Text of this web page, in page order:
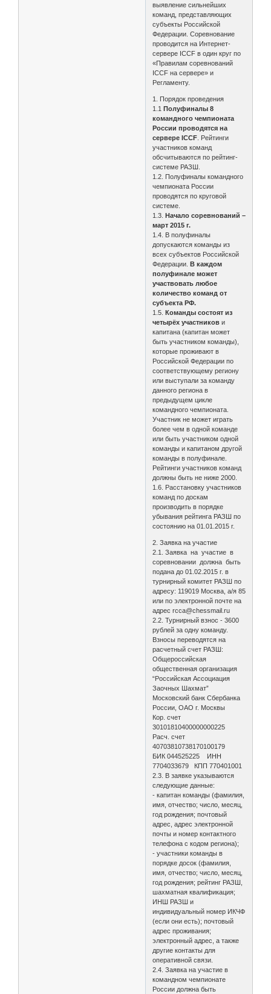
выявление сильнейших
команд, представляющих
субъекты Российской
Федерации. Соревнование
проводится на Интернет-
сервере ICCF в один круг по
«Правилам соревнований
ICCF на сервере» и
Регламенту.
1. Порядок проведения
1.1
Полуфиналы 8
командного чемпионата
России проводятся на
сервере ICCF . Рейтинги
участников команд
обсчитываются по рейтинг-
системе РАЗШ.
1.2. Полуфиналы командного
чемпионата России
проводятся по круговой
системе.
1.3.
Начало соревнований –
март 2015 г.
1.4. В полуфиналы
допускаются команды из
всех субъектов Российской
Федерации.
В каждом
полуфинале может
участвовать любое
количество команд от
субъекта РФ.
1.5.
Команды состоят из
четырёх участников и
капитана (капитан может
быть участником команды),
которые проживают в
Российской Федерации по
соответствующему региону
или выступали за команду
данного региона в
предыдущем цикле
командного чемпионата.
Участник не может играть
более чем в одной команде
или быть участником одной
команды и капитаном другой
команды в полуфинале.
Рейтинги участников команд
должны быть не ниже 2000.
1.6. Расстановку участников
команд по доскам
производить в порядке
убывания рейтинга РАЗШ по
состоянию на 01.01.2015 г.
2. Заявка на участие
2.1. Заявка на участие в
соревновании должна быть
подана до 01.02.2015 г. в
турнирный комитет РАЗШ по
адресу: 119019 Москва, а/я 85
или по электронной почте на
адрес rcca@chessmail.ru
2.2. Турнирный взнос - 3600
рублей за одну команду.
Взносы переводятся на
расчетный счет РАЗШ:
Общероссийская
общественная организация
“Российская Ассоциация
Заочных Шахмат”
Московский банк Сбербанка
России, ОАО г. Москвы
Кор. счет
30101810400000000225
Расч. счет
40703810738170100179
БИК 044525225 ИНН
7704033679 КПП 770401001
2.3. В заявке указываются
следующие данные:
- капитан команды (фамилия,
имя, отчество; число, месяц,
год рождения; почтовый
адрес, адрес электронной
почты и номер контактного
телефона с кодом региона);
- участники команды в
порядке досок (фамилия,
имя, отчество; число, месяц,
год рождения; рейтинг РАЗШ,
шахматная квалификация;
ИНШ РАЗШ и
индивидуальный номер ИКЧФ
(если они есть); почтовый
адрес проживания;
электронный адрес, а также
другие контакты для
оперативной связи.
2.4. Заявка на участие в
командном чемпионате
России должна быть